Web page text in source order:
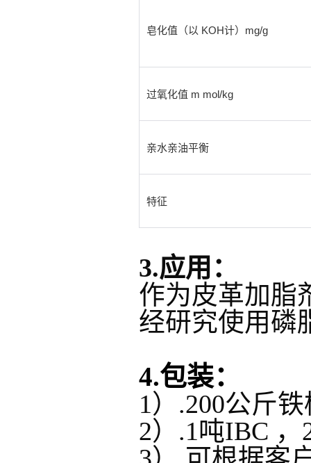
皂化值（以 KOH计）mg/g
过氧化值 m mol/kg
亲水亲油平衡
特征
3.应用：
作为皮革加脂
经研究使用磷
4.包装：
1）.200公斤
2）.1吨IBC